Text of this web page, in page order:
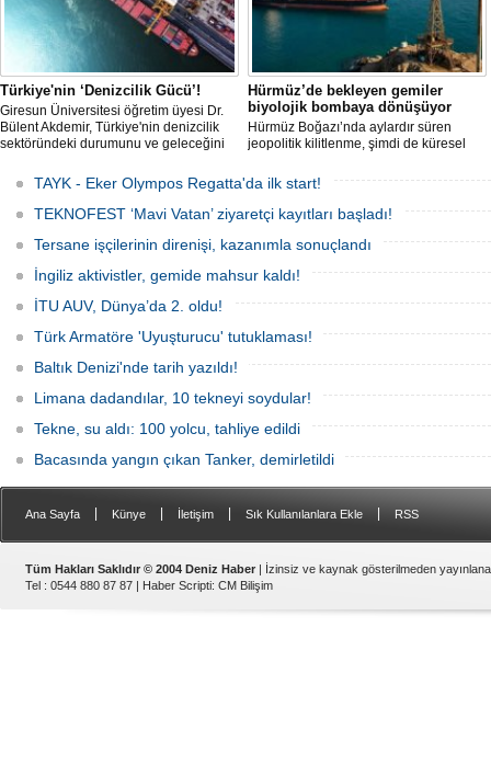
Türkiye'nin ‘Denizcilik Gücü’!
Giresun Üniversitesi öğretim üyesi Dr.
Bülent Akdemir, Türkiye'nin denizcilik
sektöründeki durumunu ve geleceğini
Hürmüz’de bekleyen gemiler
biyolojik bombaya dönüşüyor
Hürmüz Boğazı’nda aylardır süren
jeopolitik kilitlenme, şimdi de küresel
aralamış olabilir. Sıcak sularda
hareketsiz bekleyen binden fazla gemi,
istilacı deniz canlıları için devasa bir
üreme merkezine dönüşmüş durumda.
TAYK - Eker Olympos Regatta'da ilk start!
TEKNOFEST ‘Mavi Vatan’ ziyaretçi kayıtları başladı!
Tersane işçilerinin direnişi, kazanımla sonuçlandı
İngiliz aktivistler, gemide mahsur kaldı!
İTU AUV, Dünya’da 2. oldu!
Türk Armatöre 'Uyuşturucu' tutuklaması!
Baltık Denizi'nde tarih yazıldı!
Limana dadandılar, 10 tekneyi soydular!
Tekne, su aldı: 100 yolcu, tahliye edildi
Bacasında yangın çıkan Tanker, demirletildi
Ana Sayfa Künye İletişim Sık Kullanılanlara Ekle RSS
Tüm Hakları Saklıdır © 2004 Deniz Haber | İzinsiz ve kaynak gösterilmeden
Tel : 0544 880 87 87 | Haber Scripti: CM Bilişim